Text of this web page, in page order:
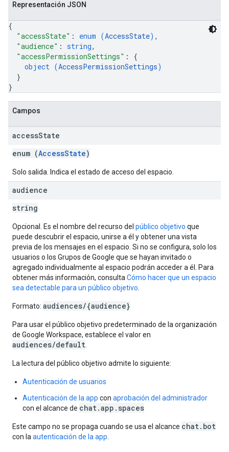
Representación JSON
{
"accessState" : enum (AccessState) ,
"audience" : string,
"accessPermissionSettings" : {
object (AccessPermissionSettings)
}
}
Campos
accessState
enum (AccessState)
Solo salida. Indica el estado de acceso del espacio.
audience
string
Opcional. Es el nombre del recurso del público objetivo que
puede descubrir el espacio, unirse a él y obtener una vista
previa de los mensajes en el espacio. Si no se configura, solo los
usuarios o los Grupos de Google que se hayan invitado o
agregado individualmente al espacio podrán acceder a él. Para
obtener más información, consulta Cómo hacer que un espacio
sea detectable para un público objetivo
Formato: audiences/{audience}
Para usar el público objetivo predeterminado de la organización
de Google Workspace, establece el valor en
audiences/default
La lectura del público objetivo admite lo siguiente:
Autenticación de usuarios
Autenticación de la app con aprobación del administrador
con el alcance de chat.app.spaces
Este campo no se propaga cuando se usa el alcance chat.bot
con la autenticación de la app